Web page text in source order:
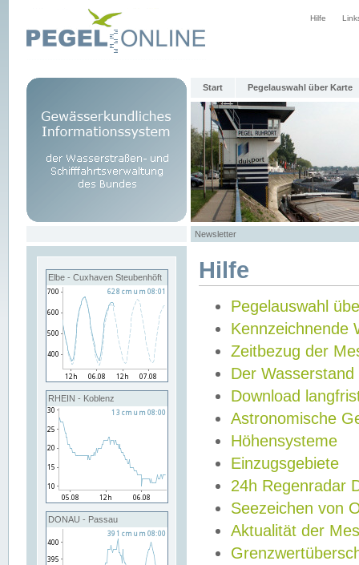
Hilfe
Start Pegelauswahl über Karte
Newsletter
Elbe - Cuxhaven Steubenhöft
RHEIN - Koblenz
DONAU - Passau
Hilfe
Pegelauswahl
Kennzeichnende
Zeitbezug der
Der Wasserstand
Download
Astronomische
Höhensysteme
Einzugsgebiete
24h Regenradar
Seezeichen von
Aktualität der